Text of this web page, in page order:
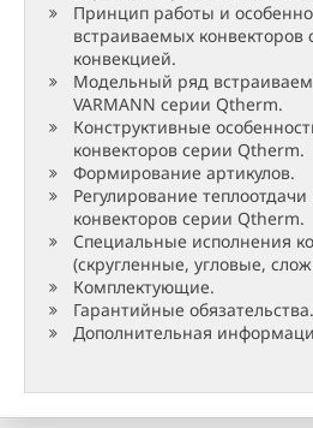
Принцип работы и
встраиваемых конвекторов
конвекцией.
Модельный ряд
VARMANN серии Qtherm.
Конструктивные
конвекторов серии Qtherm.
Формирование артикулов.
Регулирование
конвекторов серии Qtherm.
Специальные исполнения
(скругленные, угловые,
Комплектующие.
Гарантийные обязательства.
Дополнительная